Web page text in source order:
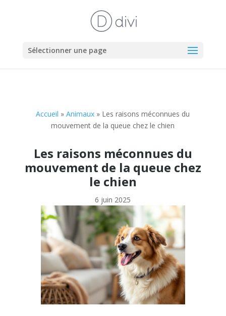
Sélectionner une page
Accueil »Animaux » Les raisons méconnues du
mouvement de la queue chez le chien
Les raisons méconnues du
mouvement de la queue chez
le chien
6 juin 2025